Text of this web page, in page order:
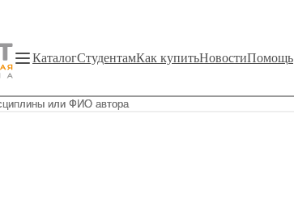
КаталогСтудентамКак купитьНовостиПомощь